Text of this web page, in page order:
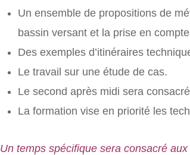
Un ensemble de propositions de
bassin versant et la prise en
Des exemples d’itinéraires
Le travail sur une étude de cas.
Le second après midi sera
La formation vise en priorité les
Un temps spécifique sera consacré